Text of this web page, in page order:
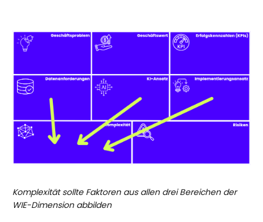
Komplexität sollte Faktoren aus allen drei Bereichen der
WIE-Dimension abbilden